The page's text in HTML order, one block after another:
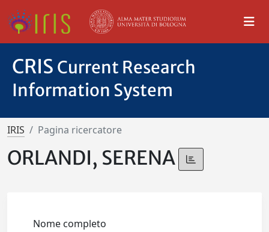
CRIS Current Research
Information System
IRIS Pagina ricercatore
ORLANDI, SERENA
Nome completo